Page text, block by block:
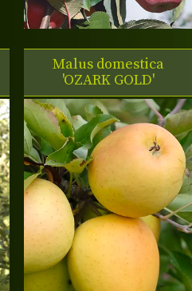
Malus domestica
'OZARK GOLD'